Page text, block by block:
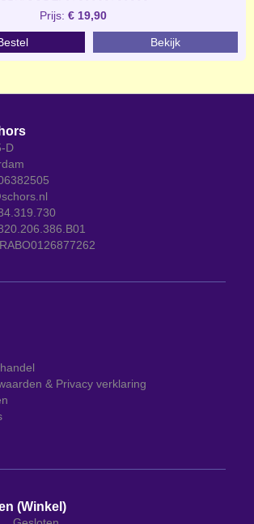
Prijs: € 19,90
Bekijk
D
& Privacy verklaring
(Winkel)